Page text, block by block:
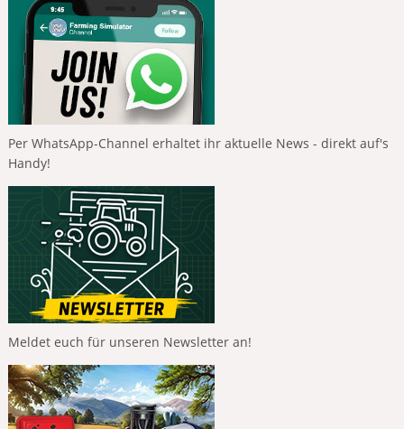
Per WhatsApp-Channel erhaltet ihr aktuelle News - direkt auf's
Handy!
Meldet euch für unseren Newsletter an!